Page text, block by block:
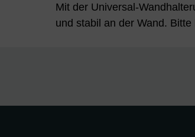
Mit der Universal-
und stabil an der Wand.